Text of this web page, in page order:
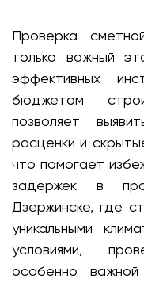
Проверка
только важный
эффективных
бюджетом
позволяет
расценки и
что помогает
задержек в
Дзержинске, где
уникальными
условиями,
особенно важной